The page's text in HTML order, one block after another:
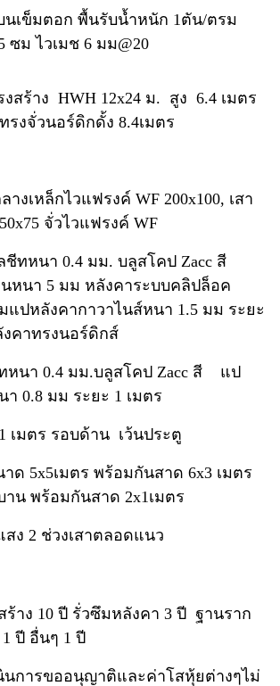
นเข็มตอก พื้นรับน้ำหนัก 1ตัน/ตรม
ซม ไวเมช 6 มม@20
สร้าง HWH 12x24 ม. สูง 6.4 เมตร
งจั่วนอร์ดิกดั้ง 8.4เมตร
างเหล็กไวแฟรงค์ WF 200x100, เสา
จั่วไวแฟรงค์ WF
ชีทหนา 0.4 มม. บลูสโคป Zacc สี
หนา 5 มม หลังคาระบบคลิปล็อค
แปหลังคากาวาไนส์หนา 1.5 มม ระยะ
งคาทรงนอร์ดิกส์
หนา 0.4 มม.บลูสโคป Zacc สี แป
0.8 มม ระยะ 1 เมตร
เมตร รอบด้าน เว้นประตู
ด 5x5เมตร พร้อมกันสาด 6x3 เมตร
าน พร้อมกันสาด 2x1เมตร
สง 2 ช่วงเสาตลอดแนว
ร้าง 10 ปี รั่วซึมหลังคา 3 ปี ฐานราก
ปี อื่นๆ 1 ปี
นการขออนุญาติและค่าโสหุ้ยต่างๆไม่